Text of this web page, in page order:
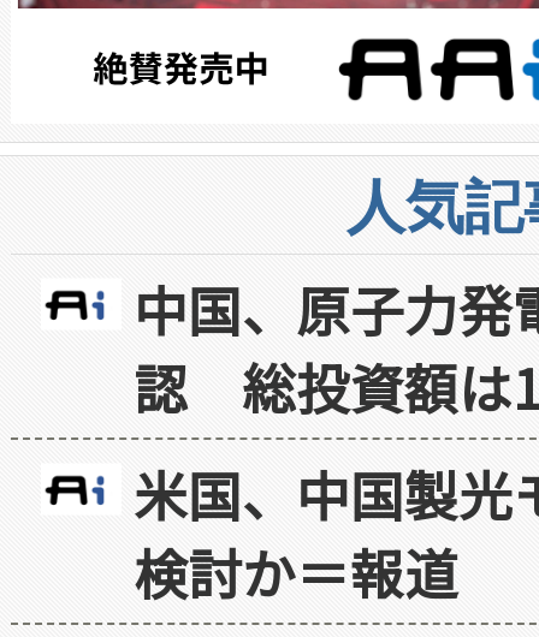
人気
中国、原子力
認 総投資額は
米国、中国製光
検討か＝報道